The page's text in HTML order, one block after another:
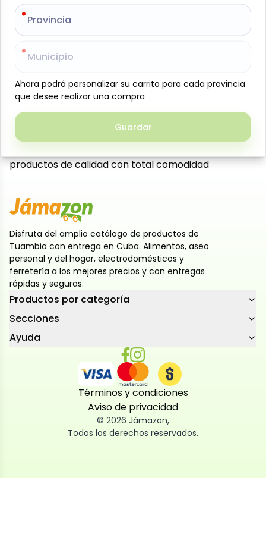
Zanahoria rallada, 1 lb, Natura-le: Zanahoria fresca y
cuidadosamente seleccionada, rallada y lista para
usar, que conserva todo su sabor natural, color
vibrante y textura crujiente. Perfecta para preparar
ensaladas nutritivas, guarniciones, jugos o recetas
saludables de manera rápida y práctica. Su
presentación de 1 lb facilita su almacenamiento y
ingrediente versátil que aporta vitaminas y
minerales esenciales a tu alimentación diaria.
productos de calidad con total comodidad
Disfruta del amplio catálogo de productos de
Tuambia con entrega en Cuba. Alimentos, aseo
personal y del hogar, electrodomésticos y
ferretería a los mejores precios y con entregas
rápidas y seguras.
Productos por categoría
Secciones
Ayuda
Términos y condiciones
Aviso de privacidad
© 2026 Jámazon,
Todos los derechos reservados.
Provincia
Municipio
Ahora podrá personalizar su carrito para cada provincia
que desee realizar una compra
Guardar
Provincia
Municipio
Ahora podrá personalizar su carrito para cada provincia
que desee realizar una compra
Guardar